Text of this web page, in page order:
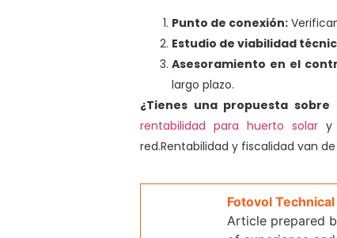
Punto de conexión:
Estudio de viabilidad
Asesoramiento en el
largo plazo.
¿Tienes una propuesta sobre
rentabilidad para huerto solar y
red.Rentabilidad y fiscalidad van
Fotovol Technical
Article prepared